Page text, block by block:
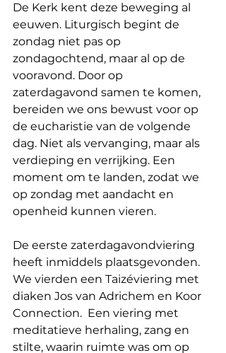
De Kerk kent deze beweging al
eeuwen. Liturgisch begint de
zondag niet pas op
zondagochtend, maar al op de
vooravond. Door op
zaterdagavond samen te komen,
bereiden we ons bewust voor op
de eucharistie van de volgende
dag. Niet als vervanging, maar als
verdieping en verrijking. Een
moment om te landen, zodat we
op zondag met aandacht en
openheid kunnen vieren.
De eerste zaterdagavondviering
heeft inmiddels plaatsgevonden.
We vierden een Taizéviering met
diaken Jos van Adrichem en Koor
Connection.  Een viering met
meditatieve herhaling, zang en
stilte, waarin ruimte was om op